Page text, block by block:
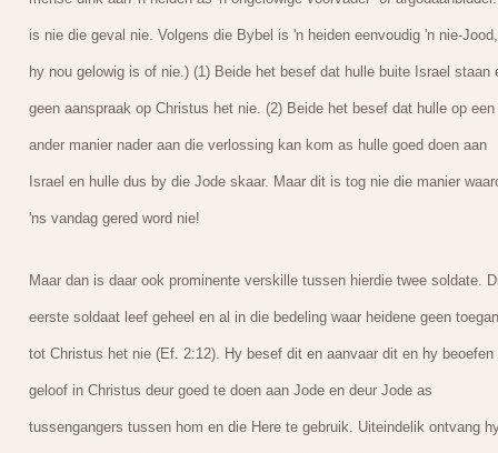
is nie die geval nie. Volgens die Bybel is 'n heiden eenvoudig 'n nie-
hy nou gelowig is of nie.) (1) Beide het besef dat hulle buite Israel staan
geen aanspraak op Christus het nie. (2) Beide het besef dat hulle op een
ander manier nader aan die verlossing kan kom as hulle goed doen aan
Israel en hulle dus by die Jode skaar. Maar dit is tog nie die manier
'ns vandag gered word nie!
Maar dan is daar ook prominente verskille tussen hierdie twee soldate.
eerste soldaat leef geheel en al in die bedeling waar heidene geen
tot Christus het nie (Ef. 2:12). Hy besef dit en aanvaar dit en hy beoefen
geloof in Christus deur goed te doen aan Jode en deur Jode as
tussengangers tussen hom en die Here te gebruik. Uiteindelik ontvang